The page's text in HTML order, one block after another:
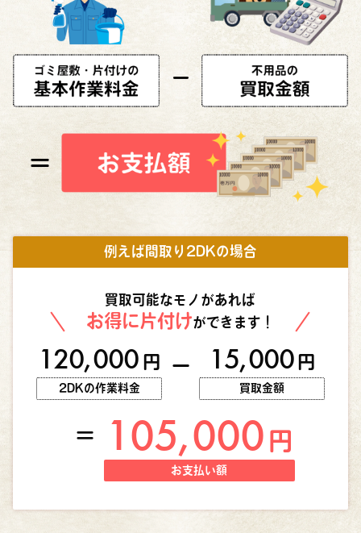
例えば間取り2DKの場合
買取可能なモノがあれば
お得に片付けができます！
120,000 円
2DKの作業料金
ー 15,000 円
買取金額
＝ 105,000 円
お支払い額